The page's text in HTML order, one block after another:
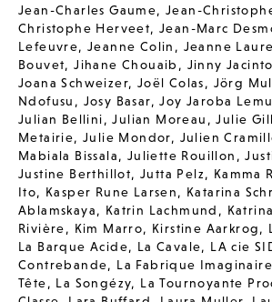
Jean-Charles Gaume,Jean-
Christophe Herveet,Jean-Marc
Lefeuvre,Jeanne Colin , Jeanne
Bouvet,Jihane Chouaib , Jinny Jacinto
Joana Schweizer, Joël Colas, Jörg
Ndofusu , Josy Basar,Joy Jaroba
Julian Bellini,Julian Moreau ,Julie
Metairie,Julie Mondor, Julien
Mabiala Bissala, Juliette Rouillon ,
Justine Berthillot,Jutta Pelz, Kamma
Ito, Kasper Rune Larsen, Katarina
Ablamskaya, Katrin Lachmund ,
Rivière, Kim Marro, Kirstine Aarkrog,
La Barque Acide, La Cavale, LA cie
Contrebande, La Fabrique Imaginaire
Tête, La Songézy, La Tournoyante